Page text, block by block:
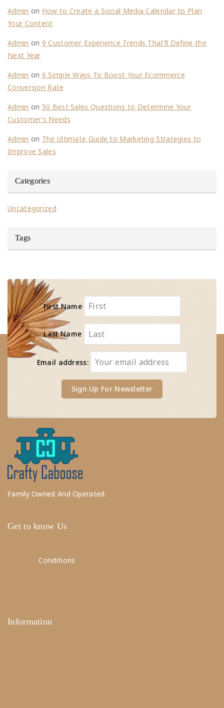
Admin on How to Create a Social Media Calendar to Plan
Your Content
Admin on 9 Customer Experience Trends That’ll Define the
Next Year
Admin on 6 Simple Ways To Boost Your Ecommerce
Conversion Rate
Admin on 50 Best Sales Questions to Determine Your
Customer’s Needs
Admin on The Ultimate Guide to Marketing Strategies to
Improve Sales
Categories
Uncategorized
Tags
First Name
Last Name
Email address:
Family Owned And Operated.
Get to know Us
Terms &Conditions
Information